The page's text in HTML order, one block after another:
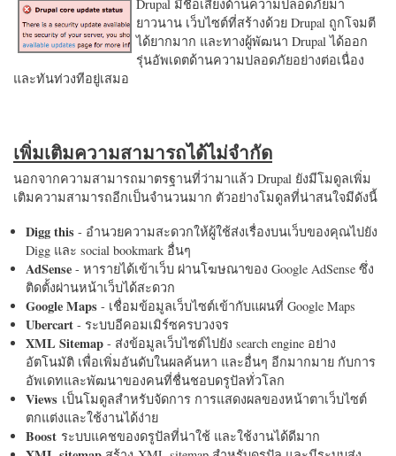
Drupal มีชื่อเสียงด้านความปลอดภัยมา
ยาวนาน เว็บไซต์ที่สร้างด้วย Drupal ถูกโจมตี
ได้ยากมาก และทางผู้พัฒนา Drupal ได้ออก
รุ่นอัพเดตด้านความปลอดภัยอย่างต่อเนื่อง
และทันท่วงทีอยู่เสมอ
เพิ่มเติมความสามารถได้ไม่จำกัด
นอกจากความสามารถมาตรฐานที่ว่ามาแล้ว Drupal ยังมีโมดูลเพิ่ม
เติมความสามารถอีกเป็นจำนวนมาก ตัวอย่างโมดูลที่น่าสนใจมีดังนี้
Digg this - อำนวยความสะดวกให้ผู้ใช้ส่งเรื่องบนเว็บของคุณไปยัง
Digg และ social bookmark อื่นๆ
AdSense - หารายได้เข้าเว็บ ผ่านโฆษณาของ Google AdSense ซึ่ง
ติดตั้งผ่านหน้าเว็บได้สะดวก
Google Maps - เชื่อมข้อมูลเว็บไซต์เข้ากับแผนที่ Google Maps
Ubercart - ระบบอีคอมเมิร์ซครบวงจร
XML Sitemap - ส่งข้อมูลเว็บไซต์ไปยัง search engine อย่าง
อัตโนมัติ เพื่อเพิ่มอันดับในผลค้นหา และอื่นๆ อีกมากมาย กับการ
อัพเดทและพัฒนาของคนที่ชื่นชอบดรูปัลทั่วโลก
Views เป็นโมดูลสำหรับจัดการ การแสดงผลของหน้าตาเว็บไซต์
ตกแต่งและใช้งานได้ง่าย
Boost ระบบแคชของดรูปัลที่น่าใช้ และใช้งานได้ดีมาก